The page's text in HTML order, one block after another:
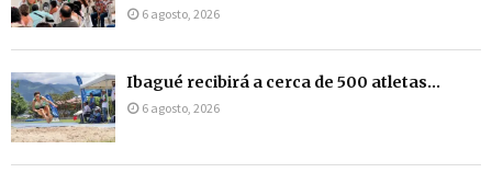
6 agosto, 2026
Ibagué recibirá a cerca de 500 atletas...
6 agosto, 2026